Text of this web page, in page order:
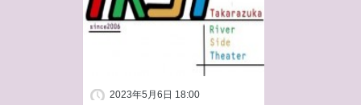
2023年5月6日 18:00